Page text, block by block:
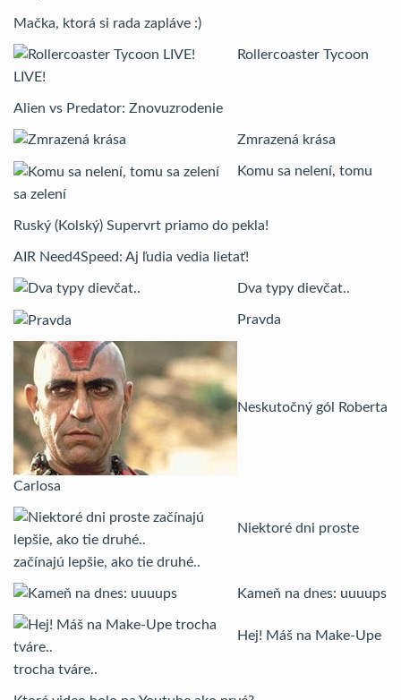
Mačka, ktorá si rada zapláve :)
Rollercoaster Tycoon
LIVE!
Alien vs Predator: Znovuzrodenie
Zmrazená krása
Komu sa nelení, tomu
sa zelení
Ruský (Kolský) Supervrt priamo do pekla!
AIR Need4Speed: Aj ľudia vedia lietať!
Dva typy dievčat..
Pravda
Neskutočný gól Roberta
Carlosa
Niektoré dni proste
začínajú lepšie, ako tie druhé..
Kameň na dnes: uuuups
Hej! Máš na Make-Upe
trocha tváre..